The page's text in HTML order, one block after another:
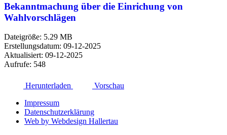
Bekanntmachung über die Einrichung von
Wahlvorschlägen
Dateigröße: 5.29 MB
Erstellungsdatum: 09-12-2025
Aktualisiert: 09-12-2025
Aufrufe: 548
Herunterladen
Vorschau
Impressum
Datenschutzerklärung
Web by Webdesign Hallertau